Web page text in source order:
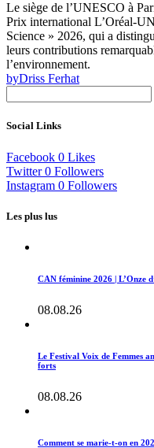
Le siège de l’UNESCO à
Prix international L’Oréal-
Science » 2026, qui a
leurs contributions
l’environnement.
byDriss Ferhat
Social Links
Facebook 0 Likes
Twitter 0 Followers
Instagram 0 Followers
Les plus lus
CAN féminine 2026 | L’Onze
08.08.26
Le Festival Voix de Femmes
forts
08.08.26
Comment se marie-t-on en